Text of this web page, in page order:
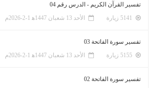
تفسير القرآن الكريم - الدرس رقم 04
الأحد 13 شعبان 1447ﻫ 1-2-2026م
تفسير سورة الفاتحة 03
الأحد 13 شعبان 1447ﻫ 1-2-2026م
تفسير سورة الفاتحة 02